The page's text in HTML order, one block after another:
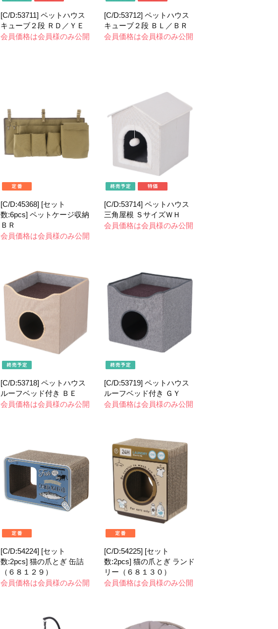
[C/D:53711] ペットハウス
キューブ２段 ＲＤ／ＹＥ
会員価格は会員様のみ公開
[C/D:53712] ペットハウス
キューブ２段 ＢＬ／ＢＲ
会員価格は会員様のみ公開
[C/D:45368] [セット
数:6pcs] ペットケージ収納
ＢＲ
会員価格は会員様のみ公開
[C/D:53714] ペットハウス
三角屋根 ＳサイズＷＨ
会員価格は会員様のみ公開
[C/D:53718] ペットハウス
ルーフベッド付き ＢＥ
会員価格は会員様のみ公開
[C/D:53719] ペットハウス
ルーフベッド付き ＧＹ
会員価格は会員様のみ公開
[C/D:54224] [セット
数:2pcs] 猫の爪とぎ 缶詰
（６８１２９）
会員価格は会員様のみ公開
[C/D:54225] [セット
数:2pcs] 猫の爪とぎ ランド
リー（６８１３０）
会員価格は会員様のみ公開